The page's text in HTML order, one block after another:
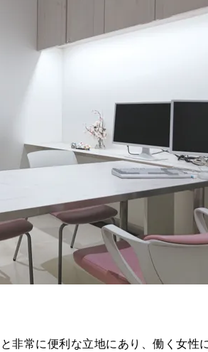
非常に便利な立地にあり、働く女性